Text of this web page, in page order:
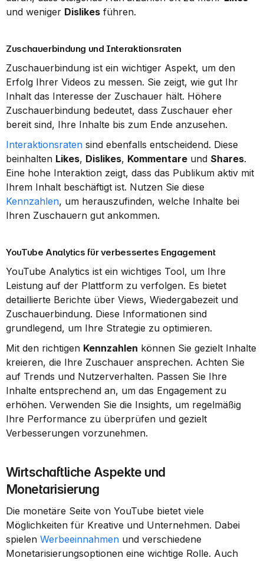
und weniger Dislikes führen.
Zuschauerbindung und Interaktionsraten
Zuschauerbindung ist ein wichtiger Aspekt, um den
Erfolg Ihrer Videos zu messen. Sie zeigt, wie gut Ihr
Inhalt das Interesse der Zuschauer hält. Höhere
Zuschauerbindung bedeutet, dass Zuschauer eher
bereit sind, Ihre Inhalte bis zum Ende anzusehen.
Interaktionsraten sind ebenfalls entscheidend. Diese
beinhalten Likes, Dislikes, Kommentare und Shares.
Eine hohe Interaktion zeigt, dass das Publikum aktiv mit
Kennzahlen, um herauszufinden, welche Inhalte bei
Ihren Zuschauern gut ankommen.
YouTube Analytics für verbessertes Engagement
YouTube Analytics ist ein wichtiges Tool, um Ihre
Leistung auf der Plattform zu verfolgen. Es bietet
detaillierte Berichte über Views, Wiedergabezeit und
Zuschauerbindung. Diese Informationen sind
grundlegend, um Ihre Strategie zu optimieren.
Mit den richtigen Kennzahlen können Sie gezielt Inhalte
kreieren, die Ihre Zuschauer ansprechen. Achten Sie
auf Trends und Nutzerverhalten. Passen Sie Ihre
Inhalte entsprechend an, um das Engagement zu
erhöhen. Verwenden Sie die Insights, um regelmäßig
Ihre Performance zu überprüfen und gezielt
Verbesserungen vorzunehmen.
Wirtschaftliche Aspekte und
Monetarisierung
Die monetäre Seite von YouTube bietet viele
Möglichkeiten für Kreative und Unternehmen. Dabei
spielen Werbeeinnahmen und verschiedene
Monetarisierungsoptionen eine wichtige Rolle. Auch